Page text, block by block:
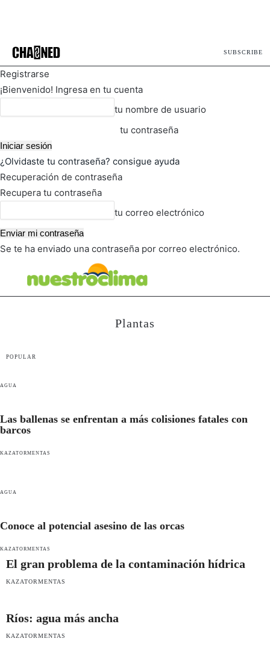
SUBSCRIBE
Registrarse
¡Bienvenido! Ingresa en tu cuenta
tu nombre de usuario
tu contraseña
¿Olvidaste tu contraseña? consigue ayuda
Recuperación de contraseña
Recupera tu contraseña
tu correo electrónico
Se te ha enviado una contraseña por correo electrónico.
Plantas
POPULAR
AGUA
Las ballenas se enfrentan a más colisiones fatales con
barcos
KAZATORMENTAS
AGUA
Conoce al potencial asesino de las orcas
KAZATORMENTAS
El gran problema de la contaminación hídrica
KAZATORMENTAS
Ríos: agua más ancha
KAZATORMENTAS